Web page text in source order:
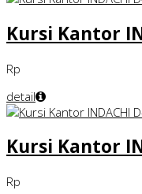
Kursi Kantor
Rp
detail
Kursi Kantor
Rp